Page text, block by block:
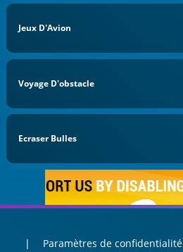
Jeux D'Avion
Voyage D'obstacle
Ecraser Bulles
Paramètres de confidentialité